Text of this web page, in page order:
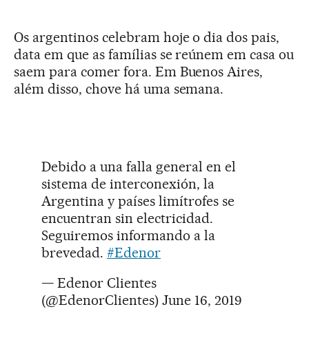
Os argentinos celebram hoje o dia dos pais,
data em que as famílias se reúnem em casa ou
saem para comer fora. Em Buenos Aires,
além disso, chove há uma semana.
Debido a una falla general en el
sistema de interconexión, la
Argentina y países limítrofes se
encuentran sin electricidad.
Seguiremos informando a la
brevedad. #Edenor
— Edenor Clientes
(@EdenorClientes) June 16, 2019